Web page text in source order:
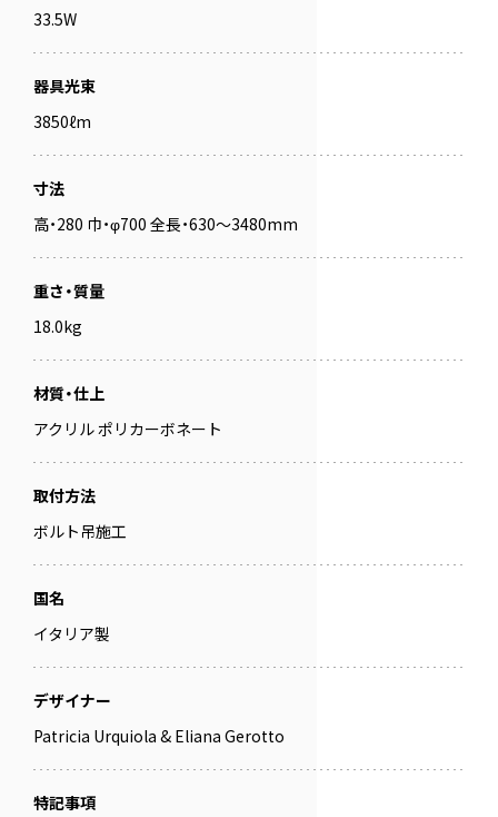
33.5W
器具光束
3850ℓm
寸法
高・280 巾・φ700 全長・630～3480mm
重さ・質量
18.0kg
材質・仕上
アクリル ポリカーボネート
取付方法
ボルト吊施工
国名
イタリア製
デザイナー
Patricia Urquiola & Eliana Gerotto
特記事項